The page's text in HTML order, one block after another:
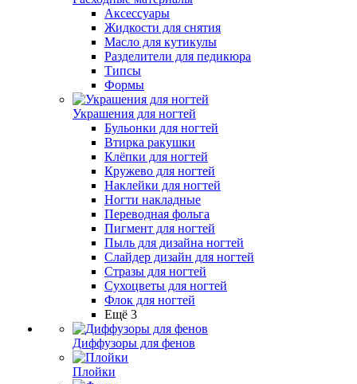
Аксессуары
Жидкости для снятия
Масло для кутикулы
Разделители для педикюра
Типсы
Формы
Украшения для ногтей
Бульонки для ногтей
Втирка ракушки
Клёпки для ногтей
Кружево для ногтей
Наклейки для ногтей
Ногти накладные
Переводная фольга
Пигмент для ногтей
Пыль для дизайна ногтей
Слайдер дизайн для ногтей
Стразы для ногтей
Сухоцветы для ногтей
Флок для ногтей
Ещё 3
Диффузоры для фенов
Плойки